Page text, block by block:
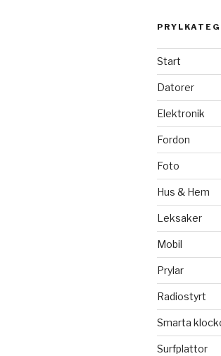
Start
Datorer
Elektronik
Fordon
Foto
Hus & Hem
Leksaker
Mobil
Prylar
Radiostyrt
Smarta
Surfplattor